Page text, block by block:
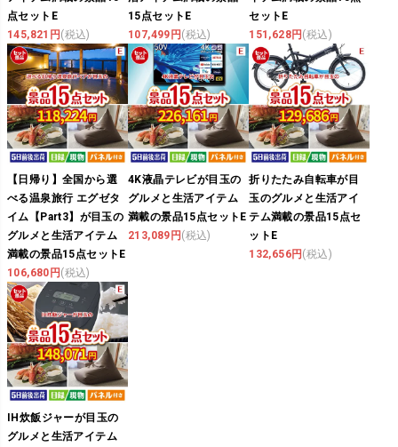
点セットE
145,821円(税込)
15点セットE
107,499円(税込)
セットE
151,628円(税込)
【日帰り】全国から選
べる温泉旅行 エグゼタ
イム【Part3】が目玉の
グルメと生活アイテム
満載の景品15点セットE
106,680円(税込)
4K液晶テレビが目玉の
グルメと生活アイテム
満載の景品15点セットE
213,089円(税込)
折りたたみ自転車が目
玉のグルメと生活アイ
テム満載の景品15点セ
ットE
132,656円(税込)
IH炊飯ジャーが目玉の
グルメと生活アイテム